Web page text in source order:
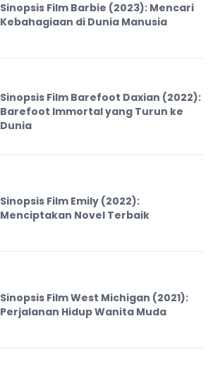
Sinopsis Film Barbie (2023): Mencari
Kebahagiaan di Dunia Manusia
Sinopsis Film Barefoot Daxian (2022):
Barefoot Immortal yang Turun ke
Dunia
Sinopsis Film Emily (2022):
Menciptakan Novel Terbaik
Sinopsis Film West Michigan (2021):
Perjalanan Hidup Wanita Muda